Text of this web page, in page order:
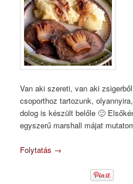
Van aki szereti, van aki
csoporthoz tartozunk,
dolog is készült belőle 🙂
egyszerű marshall májat
Folytatás →